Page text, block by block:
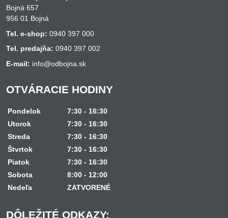
Bojná 657
956 01 Bojná
Tel. e-shop: 0940 397 000
Tel. predajňa: 0940 397 002
E-mail: info@odbojna.sk
OTVÁRACIE HODINY
Pondelok
7:30 - 16:30
Utorok
7:30 - 16:30
Streda
7:30 - 16:30
Štvrtok
7:30 - 16:30
Piatok
7:30 - 16:30
Sobota
8:00 - 12:00
Nedeľa
ZATVORENÉ
DÔLEŽITÉ ODKAZY: